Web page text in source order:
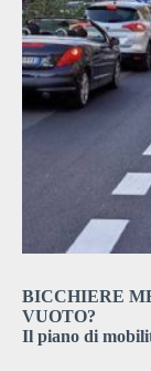
BICCHIERE
VUOTO?
Il piano di